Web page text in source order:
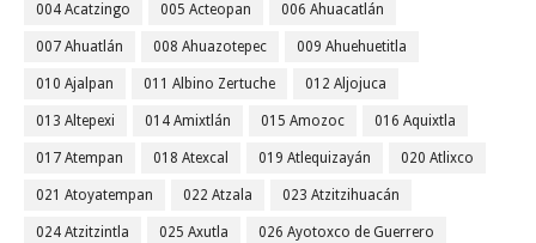
004 Acatzingo 005 Acteopan 006 Ahuacatlán
007 Ahuatlán 008 Ahuazotepec 009 Ahuehuetitla
010 Ajalpan 011 Albino Zertuche 012 Aljojuca
013 Altepexi 014 Amixtlán 015 Amozoc 016 Aquixtla
017 Atempan 018 Atexcal 019 Atlequizayán 020 Atlixco
021 Atoyatempan 022 Atzala 023 Atzitzihuacán
024 Atzitzintla 025 Axutla 026 Ayotoxco de Guerrero